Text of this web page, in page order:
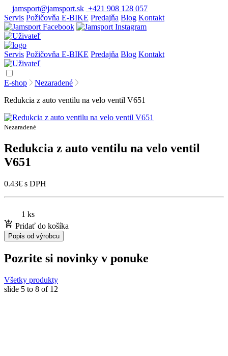
jamsport@jamsport.sk +421 908 128 057
Servis Požičovňa E-BIKE Predajňa Blog Kontakt
Servis Požičovňa E-BIKE Predajňa Blog Kontakt
E-shop
Nezaradené
Redukcia z auto ventilu na velo ventil V651
Nezaradené
Redukcia z auto ventilu na velo ventil
V651
0.43€ s DPH
1 ks
Pridať do košíka
Popis od výrobcu
Pozrite si novinky v ponuke
Všetky produkty
slide 5 to 8 of 12